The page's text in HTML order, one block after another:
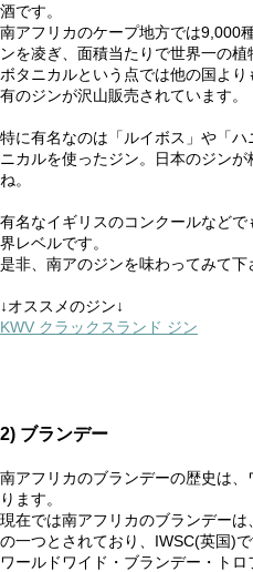
酒です。
南アフリカのケープ地方では9,000
ンを凌ぎ、面積当たりで世界一の
ボタニカルという点では他の国よ
有のジンが沢山販売されています。
特に有名なのは「ルイボス」や「
ニカルを使ったジン。日本のジン
ね。
有名なイギリスのコンクールなど
界レベルです。
是非、南アのジンを味わってみて下
↓オススメのジン↓
KWV クラックスランド ジン
2) ブランデー
南アフリカのブランデーの歴史は
ります。
現在では南アフリカのブランデー
の一つとされており、IWSC(英国)
ワールドワイド・ブランデー・ト